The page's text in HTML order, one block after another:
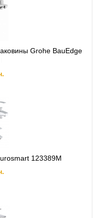
Grohe BauEdge
123389M